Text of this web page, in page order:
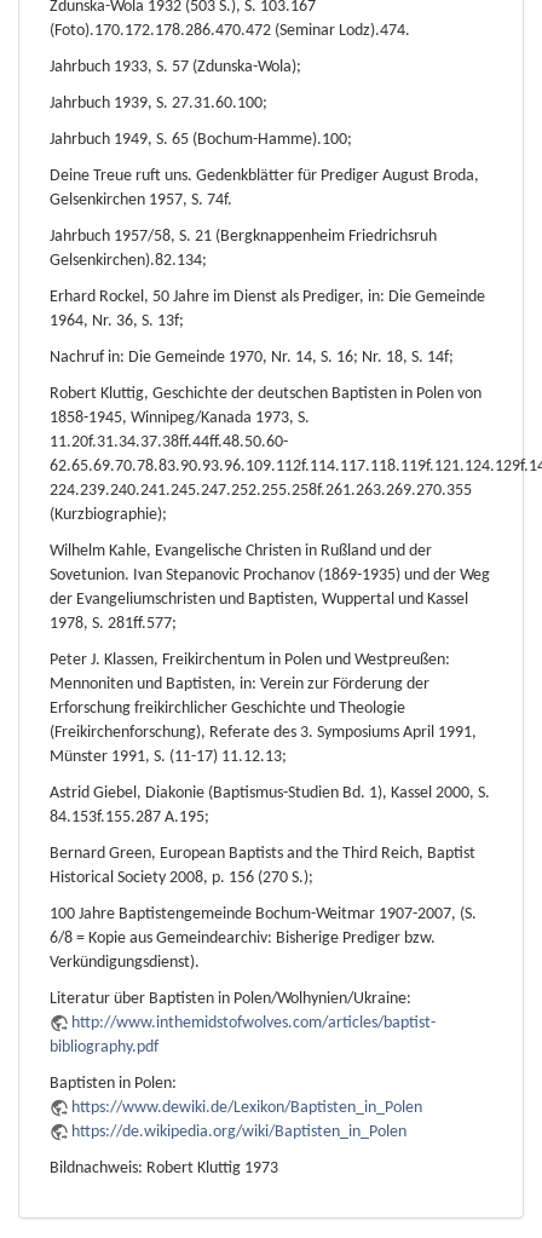
Zdunska-Wola 1932 (503 S.), S. 103.167
(Foto).170.172.178.286.470.472 (Seminar Lodz).474.
Jahrbuch 1933, S. 57 (Zdunska-Wola);
Jahrbuch 1939, S. 27.31.60.100;
Jahrbuch 1949, S. 65 (Bochum-Hamme).100;
Deine Treue ruft uns. Gedenkblätter für Prediger August Broda,
Gelsenkirchen 1957, S. 74f.
Jahrbuch 1957/58, S. 21 (Bergknappenheim Friedrichsruh
Gelsenkirchen).82.134;
Erhard Rockel, 50 Jahre im Dienst als Prediger, in: Die Gemeinde
1964, Nr. 36, S. 13f;
Nachruf in: Die Gemeinde 1970, Nr. 14, S. 16; Nr. 18, S. 14f;
Robert Kluttig, Geschichte der deutschen Baptisten in Polen von
1858-1945, Winnipeg/Kanada 1973, S.
11.20f.31.34.37.38ff.44ff.48.50.60-
224.239.240.241.245.247.252.255.258f.261.263.269.270.355
(Kurzbiographie);
Wilhelm Kahle, Evangelische Christen in Rußland und der
Sovetunion. Ivan Stepanovic Prochanov (1869-1935) und der Weg
der Evangeliumschristen und Baptisten, Wuppertal und Kassel
1978, S. 281ff.577;
Peter J. Klassen, Freikirchentum in Polen und Westpreußen:
Mennoniten und Baptisten, in: Verein zur Förderung der
Erforschung freikirchlicher Geschichte und Theologie
(Freikirchenforschung), Referate des 3. Symposiums April 1991,
Münster 1991, S. (11-17) 11.12.13;
Astrid Giebel, Diakonie (Baptismus-Studien Bd. 1), Kassel 2000, S.
84.153f.155.287 A.195;
Bernard Green, European Baptists and the Third Reich, Baptist
Historical Society 2008, p. 156 (270 S.);
100 Jahre Baptistengemeinde Bochum-Weitmar 1907-2007, (S.
6/8 = Kopie aus Gemeindearchiv: Bisherige Prediger bzw.
Verkündigungsdienst).
Literatur über Baptisten in Polen/Wolhynien/Ukraine:
http://www.inthemidstofwolves.com/articles/baptist-
bibliography.pdf
Baptisten in Polen:
https://www.dewiki.de/Lexikon/Baptisten_in_Polen
https://de.wikipedia.org/wiki/Baptisten_in_Polen
Bildnachweis: Robert Kluttig 1973